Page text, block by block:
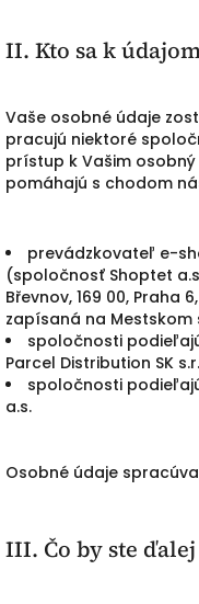
II. Kto sa k
Vaše osobné údaje
pracujú niektoré
prístup k Vašim
pomáhajú s chodom
prevádzkovateľ e-
(spoločnosť Shoptet
Břevnov, 169 00, Praha
zapísaná na Mestskom
spoločnosti
Parcel Distribution SK
spoločnosti
a.s.
Osobné údaje
III. Čo by ste